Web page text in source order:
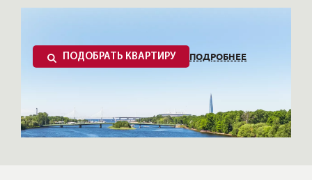
ПОДОБРАТЬ КВАРТИРУ ПОДРОБНЕЕ